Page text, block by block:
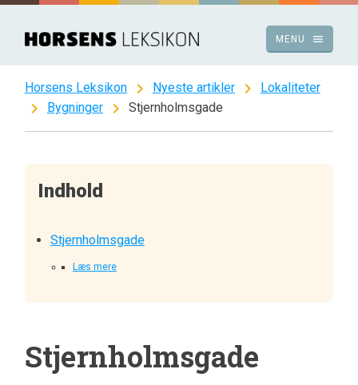
Spring
indhold
menu
MENU
Horsens Leksikon chevron_right Nyeste artikler chevron_right Lokaliteter
chevron_right Bygninger chevron_right Stjernholmsgade
Indhold
Stjernholmsgade
Læs mere
Stjernholmsgade